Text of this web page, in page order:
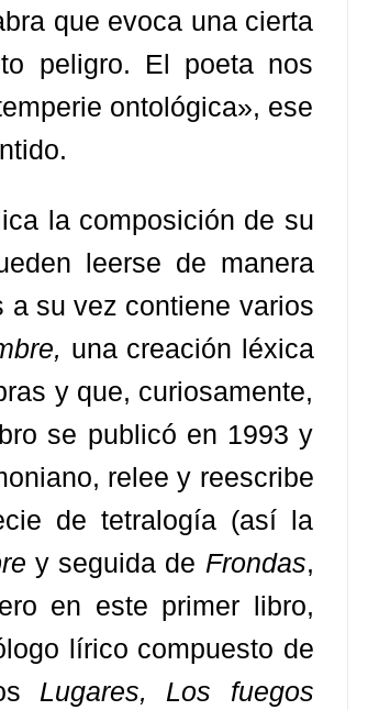
que evoca una cierta
peligro. El poeta nos
ontológica», ese
la composición de su
leerse de manera
a su vez contiene varios
una creación léxica
y que, curiosamente,
se publicó en 1993 y
relee y reescribe
de tetralogía (así la
y seguida de Frondas,
en este primer libro,
lírico compuesto de
Lugares, Los fuegos